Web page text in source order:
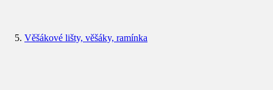
Věšákové lišty, věšáky, ramínka